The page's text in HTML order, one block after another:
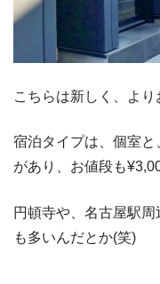
こちらは新しく、より
宿泊タイプは、個室
があり、お値段も
円頓寺や、名古屋駅
も多いんだとか(笑)